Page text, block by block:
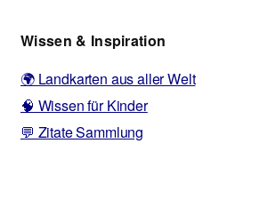
Wissen & Inspiration
🌍 Landkarten aus aller Welt
🧠 Wissen für Kinder
💬 Zitate Sammlung